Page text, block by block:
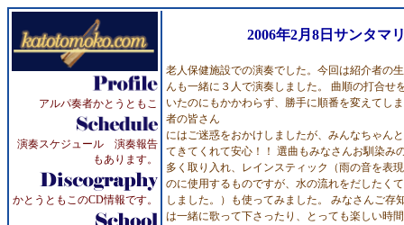
アルパ奏者かとうともこ
演奏スケジュール 演奏報告
もあります。
かとうともこのCD情報です。
2006年2月8日サンタマ
老人保健施設での演奏でした。今回は紹介者の
んも一緒に３人で演奏しました。 曲順の打合せ
いたのにもかかわらず、勝手に順番を変えてし
者の皆さん
にはご迷惑をおかけしましたが、みんなちゃん
てきてくれて安心！！ 選曲もみなさんお馴染み
多く取り入れ、レインスティック（雨の音を表
のに使用するものですが、水の流れをだしたく
しました。）も使ってみました。 みなさんご存
は一緒に歌って下さったり、とっても楽しい時